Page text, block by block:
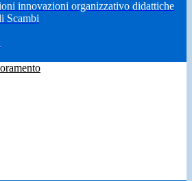
innovazioni organizzativo didattiche
Scambi